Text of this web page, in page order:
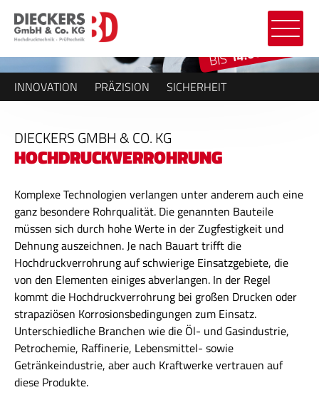
INNOVATION PRÄZISION SICHERHEIT
BIS14.000 BAR
DIECKERS GMBH & CO. KG
HOCHDRUCKVERROHRUNG
Komplexe Technologien verlangen unter anderem auch eine
ganz besondere Rohrqualität. Die genannten Bauteile
müssen sich durch hohe Werte in der Zugfestigkeit und
Dehnung auszeichnen. Je nach Bauart trifft die
Hochdruckverrohrung auf schwierige Einsatzgebiete, die
von den Elementen einiges abverlangen. In der Regel
kommt die Hochdruckverrohrung bei großen Drucken oder
strapaziösen Korrosionsbedingungen zum Einsatz.
Unterschiedliche Branchen wie die Öl- und Gasindustrie,
Petrochemie, Raffinerie, Lebensmittel- sowie
Getränkeindustrie, aber auch Kraftwerke vertrauen auf
diese Produkte.